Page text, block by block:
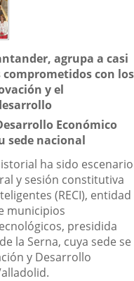
agrupa a casi
con los
y el
Económico
sede nacional
ha sido escenario
y sesión constitutiva
(RECI), entidad
municipios
presidida
la Serna, cuya sede se
y Desarrollo